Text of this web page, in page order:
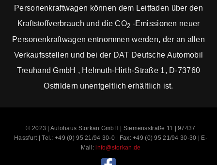
Personenkraftwagen können dem Leitfaden über den
Kraftstoffverbrauch und die CO2 -Emissionen neuer
Personenkraftwagen entnommen werden, der an allen
Verkaufsstellen und bei der DAT Deutsche Automobil
Treuhand GmbH , Helmuth-Hirth-Straße 1, D-73760
Ostfildern unentgeltlich erhältlich ist.
© 2023 | Autohaus Storkan GmbH | Siemensstraße 11 | 97437
Hassfurt | Tel.: +49 (0) 95 21/94 30-0 | Fax: +49 (0) 95 21/94 30-30 | E-
Mail:info@storkan.de